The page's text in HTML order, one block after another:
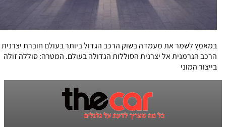
במאמץ לשמר את מעמדה בשוק הרכב הגדול ביותר בעולם חוברת יצרנית
הרכב הגרמנית אל יצרנית הסוללות הגדולה בעולם. המטרה: סוללה זולה
בייצור המוני